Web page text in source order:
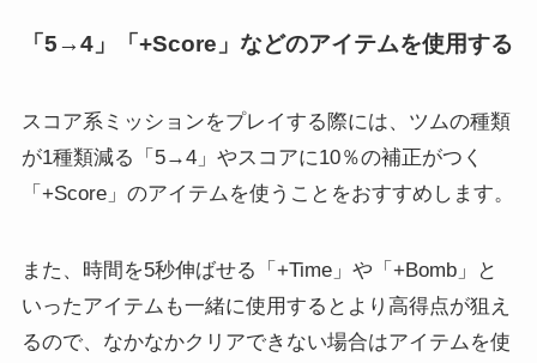
「5→4」 「+Score」 などのアイテムを使用する
スコア系ミッションをプレイする際には、 ツムの種類
が1種類減る
「5→4」やスコアに10％の補正がつく
「+Score」のアイテムを使うことをおすすめします。
また、時間を5秒伸ばせる「+Time」や「+Bomb」と
いったアイテムも一緒に使用するとより高得点が狙え
るので、なかなかクリアできない場合はアイテムを使